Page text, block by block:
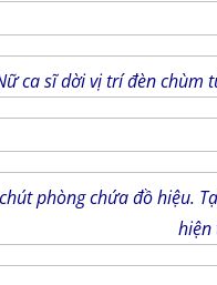
ca sĩ dời vị trí đèn chùm
phòng chứa đồ hiệu.
hiện